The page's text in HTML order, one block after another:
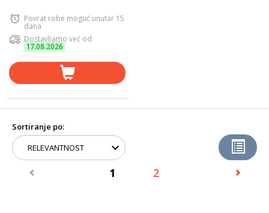
Povrat robe moguć unutar 15
dana
Dostavljamo već od
17.08.2026
Sortiranje po:
1 2